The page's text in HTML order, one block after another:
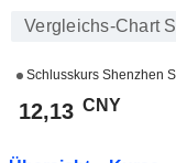
Vergleichs-Chart
Schlusskurs Shenzhen
12,13 CNY